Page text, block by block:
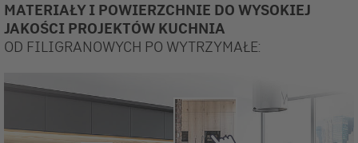
MATERIAŁY I POWIERZCHNIE DO WYSOKIEJ
JAKOŚCI PROJEKTÓW KUCHNIA
OD FILIGRANOWYCH PO WYTRZYMAŁE: